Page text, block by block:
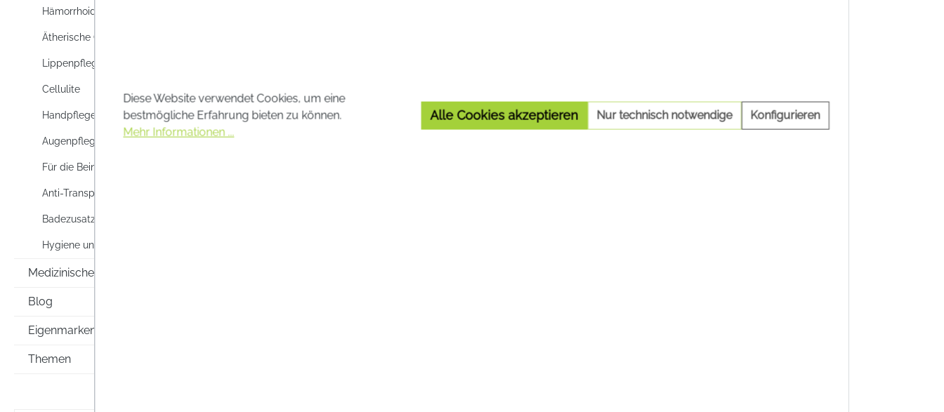
Hämorrhoiden
Ätherische Öle
Lippenpflege
Cellulite
Handpflege
Augenpflege
Für die Beine
Anti-Transpirants & Deos
Badezusatz
Hygiene und Körperpflege
Medizinische Hilfsmittel
Blog
Eigenmarken
Themen
Diese Website verwendet Cookies, um eine
bestmögliche Erfahrung bieten zu können.
Mehr Informationen ...
Alle Cookies akzeptieren Nur technisch notwendige Konfigurieren